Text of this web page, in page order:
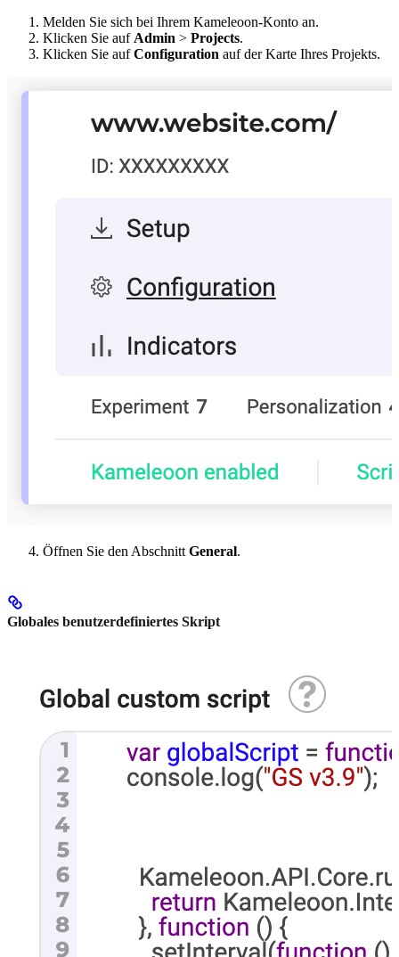
Melden Sie sich bei Ihrem Kameleoon-Konto an.
Klicken Sie auf Admin > Projects.
Klicken Sie aufConfiguration auf der Karte Ihres Projekts.
Öffnen Sie den Abschnitt General.
Globales benutzerdefiniertes Skript